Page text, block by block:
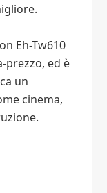
Eh-Tw610
ed è
un
cinema,